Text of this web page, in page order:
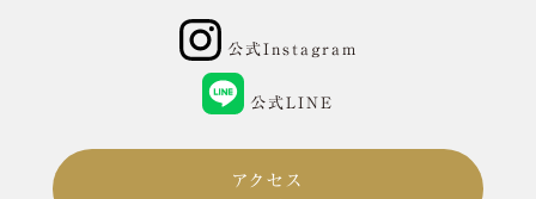
公式Instagram
公式LINE
アクセス